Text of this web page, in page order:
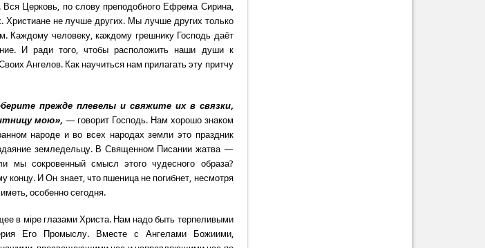
Вся Церковь, по слову преподобного Ефрема Сирина,
Христиане не лучше других. Мы лучше других только
Каждому человеку, каждому грешнику Господь даёт
И ради того, чтобы расположить наши души к
Ангелов. Как научиться нам прилагать эту притчу
прежде плевелы и свяжите их в связки,
мою», — говорит Господь. Нам хорошо знаком
народе и во всех народах земли это праздник
земледельцу. В Священном Писании жатва —
мы сокровенный смысл этого чудесного образа?
концу. И Он знает, что пшеница не погибнет, несмотря
особенно сегодня.
в мiре глазами Христа. Нам надо быть терпеливыми
Его Промыслу. Вместе с Ангелами Божиими,